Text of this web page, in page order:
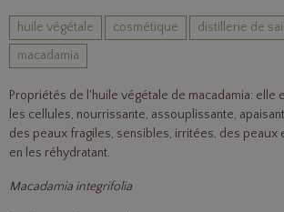
huile végétale cosmétique
distillerie de
macadamia
Propriétés de l'huile végétale de macadamia:
les cellules, nourrissante, assouplissante,
des peaux fragiles, sensibles, irritées, des peaux
en les réhydratant.
Macadamia integrifolia